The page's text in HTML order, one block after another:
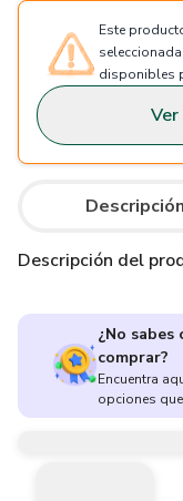
Este
disponibles
Descripción
Descripción del
¿No sabes
comprar?
Encuentra
opciones